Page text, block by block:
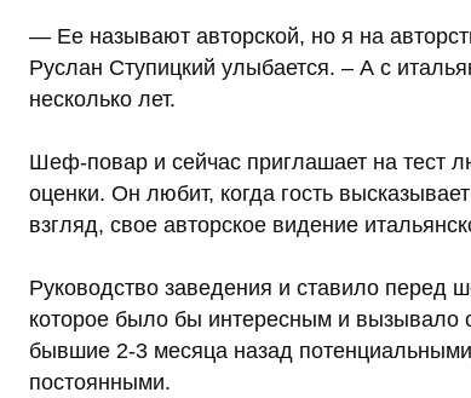
— Ее называют авторской, но я на
Руслан Ступицкий улыбается. – А с
несколько лет.
Шеф-повар и сейчас приглашает на тест
оценки. Он любит, когда гость
взгляд, свое авторское видение
Руководство заведения и ставило перед
которое было бы интересным и вызывало
бывшие 2-3 месяца назад
постоянными.